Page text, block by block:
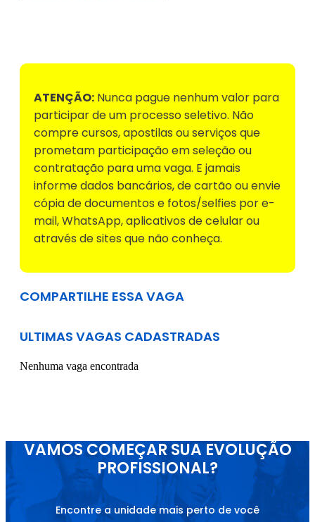
ATENÇÃO: Nunca pague nenhum valor para
participar de um processo seletivo. Não
compre cursos, apostilas ou serviços que
prometam participação em seleção ou
contratação para uma vaga. E jamais
informe dados bancários, de cartão ou envie
cópia de documentos e fotos/selfies por e-
mail, WhatsApp, aplicativos de celular ou
através de sites que não conheça.
COMPARTILHE ESSA VAGA
ULTIMAS VAGAS CADASTRADAS
Nenhuma vaga encontrada
VAMOS COMEÇAR SUA EVOLUÇÃO
PROFISSIONAL?
Encontre a unidade mais perto de você